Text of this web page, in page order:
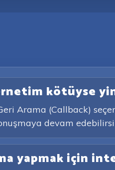
kötüyse
Arama (Callback)
devam
yapmak için